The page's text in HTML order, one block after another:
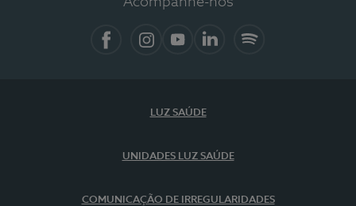
LUZ SAÚDE
UNIDADES LUZ SAÚDE
COMUNICAÇÃO DE IRREGULARIDADES